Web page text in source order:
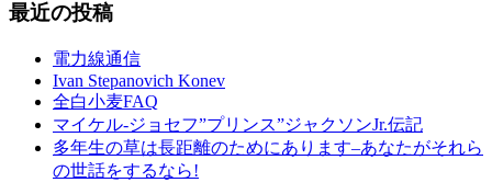
最近の投稿
電力線通信
Ivan Stepanovich Konev
全白小麦FAQ
マイケル-ジョセフ”プリンス”ジャクソンJr.伝記
多年生の草は長距離のためにあります–あなたがそれら
の世話をするなら!